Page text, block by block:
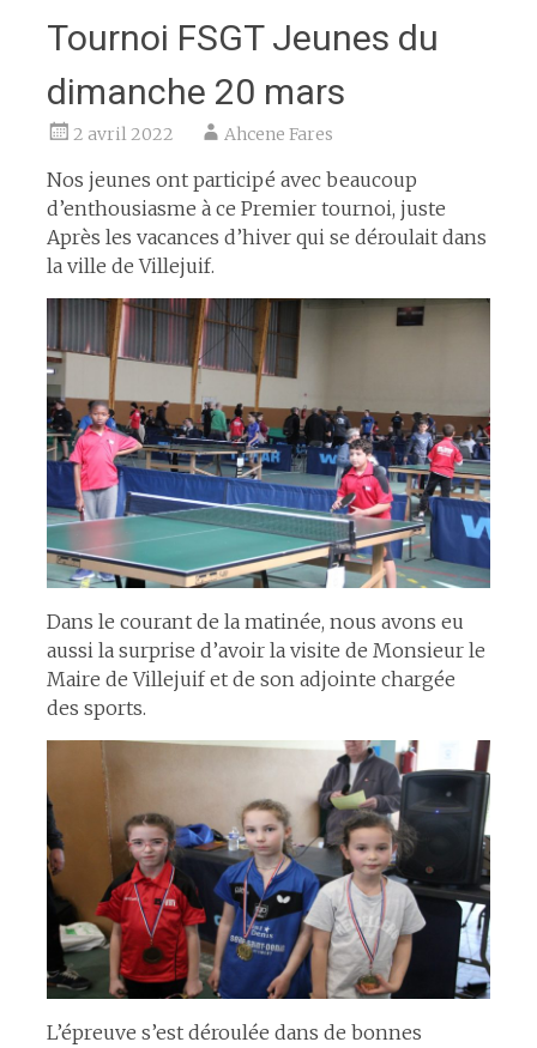
Tournoi FSGT Jeunes du
dimanche 20 mars
2 avril 2022 Ahcene Fares
Nos jeunes ont participé avec beaucoup
d’enthousiasme à ce Premier tournoi, juste
Après les vacances d’hiver qui se déroulait dans
la ville de Villejuif.
Dans le courant de la matinée, nous avons eu
aussi la surprise d’avoir la visite de Monsieur le
Maire de Villejuif et de son adjointe chargée
des sports.
L’épreuve s’est déroulée dans de bonnes